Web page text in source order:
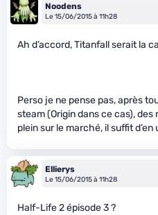
Noodens
Le 15/06/2015 à 11h28
Ah d’accord, Titanfall serait la
Perso je ne pense pas, après
steam (Origin dans ce cas),
plein sur le marché, il suffit
Ellierys
Le 15/06/2015 à 11h28
Half-Life 2 épisode 3 ?